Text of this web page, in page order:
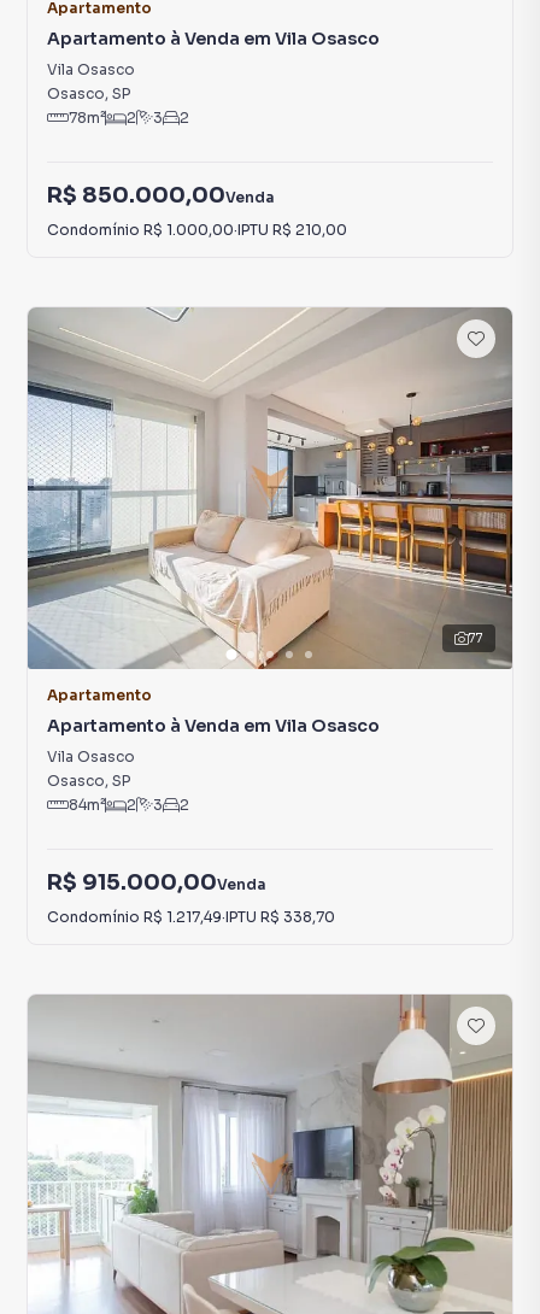
Apartamento
Apartamento à Venda em Vila Osasco
Vila Osasco
Osasco, SP
78m² 2 3 2
R$ 850.000,00Venda
Condomínio R$ 1.000,00·IPTU R$ 210,00
77
Apartamento
Apartamento à Venda em Vila Osasco
Vila Osasco
Osasco, SP
84m² 2 3 2
R$ 915.000,00Venda
Condomínio R$ 1.217,49·IPTU R$ 338,70